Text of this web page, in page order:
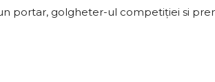
portar, golgheter-ul competiţiei si